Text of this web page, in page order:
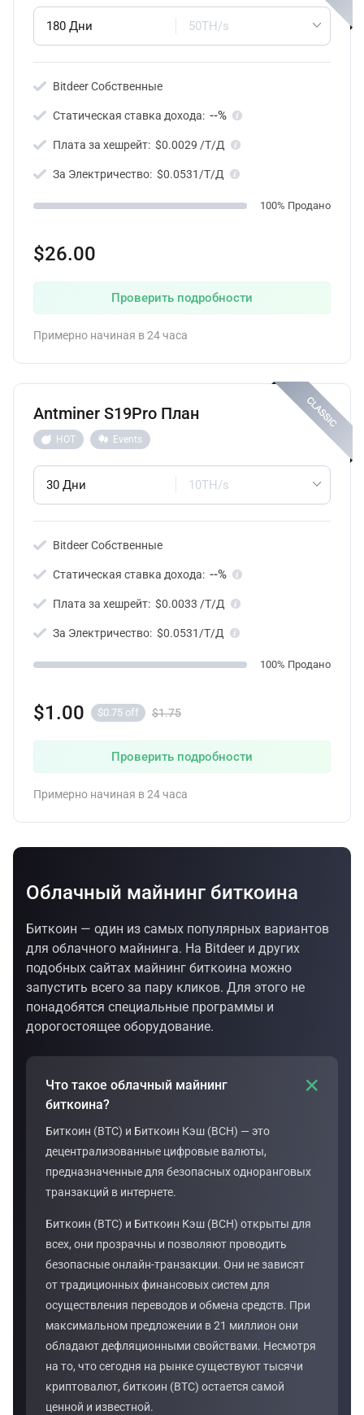
180 Дни 50TH/s
Bitdeer Собственные
Статическая ставка дохода: --%
Плата за хешрейт: $0.0029 /T/Д
За Электричество: $0.0531/T/Д
100% Продано
$26.00
Проверить подробности
Примерно начиная в 24 часа
Antminer S19Pro План
HOT Events
30 Дни 10TH/s
Bitdeer Собственные
Статическая ставка дохода: --%
Плата за хешрейт: $0.0033 /T/Д
За Электричество: $0.0531/T/Д
100% Продано
$1.00 $0.75 off $1.75
Проверить подробности
Примерно начиная в 24 часа
Облачный майнинг биткоина
Биткоин — один из самых популярных вариантов
для облачного майнинга. На Bitdeer и других
подобных сайтах майнинг биткоина можно
запустить всего за пару кликов. Для этого не
понадобятся специальные программы и
дорогостоящее оборудование.
Что такое облачный майнинг
биткоина?

Биткоин (BTC) и Биткоин Кэш (BCH) — это
децентрализованные цифровые валюты,
предназначенные для безопасных одноранговых
транзакций в интернете.
Биткоин (BTC) и Биткоин Кэш (BCH) открыты для
всех, они прозрачны и позволяют проводить
безопасные онлайн-транзакции. Они не зависят
от традиционных финансовых систем для
осуществления переводов и обмена средств. При
максимальном предложении в 21 миллион они
обладают дефляционными свойствами. Несмотря
на то, что сегодня на рынке существуют тысячи
криптовалют, биткоин (BTC) остается самой
ценной и известной.